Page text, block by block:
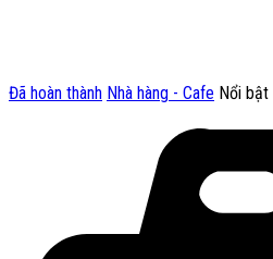
Đã hoàn thành Nhà hàng - Cafe Nổi bật